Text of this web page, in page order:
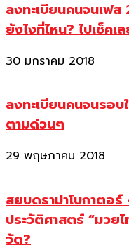
ลงทะเบียนคนจนเฟส
ยังไงที่ไหน? ไปเช็คเ
30 มกราคม 2018
ลงทะเบียนคนจนรอบ
ตามด่วนๆ
29 พฤษภาคม 2018
สยบดราม่าโบกาตอ
ประวัติศาสตร์ “มวย
วัด?